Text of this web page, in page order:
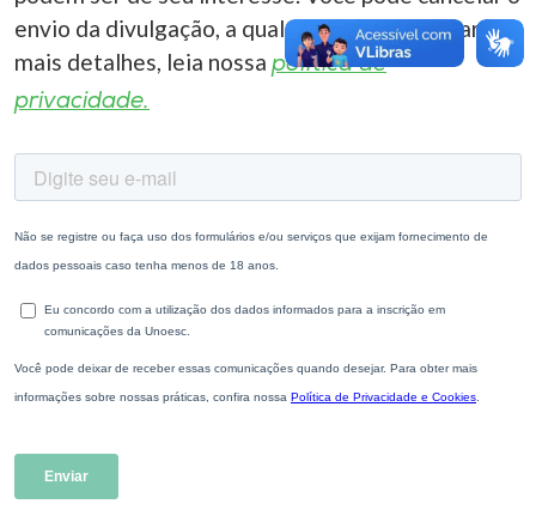
envio da divulgação, a qualquer momento. Para
mais detalhes, leia nossa política de
privacidade.